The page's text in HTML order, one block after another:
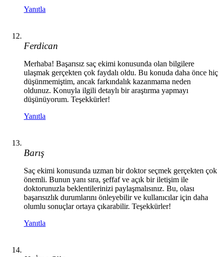
Yanıtla
Ferdican
Merhaba! Başarısız saç ekimi konusunda olan bilgilere
ulaşmak gerçekten çok faydalı oldu. Bu konuda daha önce hiç
düşünmemiştim, ancak farkındalık kazanmama neden
oldunuz. Konuyla ilgili detaylı bir araştırma yapmayı
düşünüyorum. Teşekkürler!
Yanıtla
Barış
Saç ekimi konusunda uzman bir doktor seçmek gerçekten çok
önemli. Bunun yanı sıra, şeffaf ve açık bir iletişim ile
doktorunuzla beklentilerinizi paylaşmalısınız. Bu, olası
başarısızlık durumlarını önleyebilir ve kullanıcılar için daha
olumlu sonuçlar ortaya çıkarabilir. Teşekkürler!
Yanıtla